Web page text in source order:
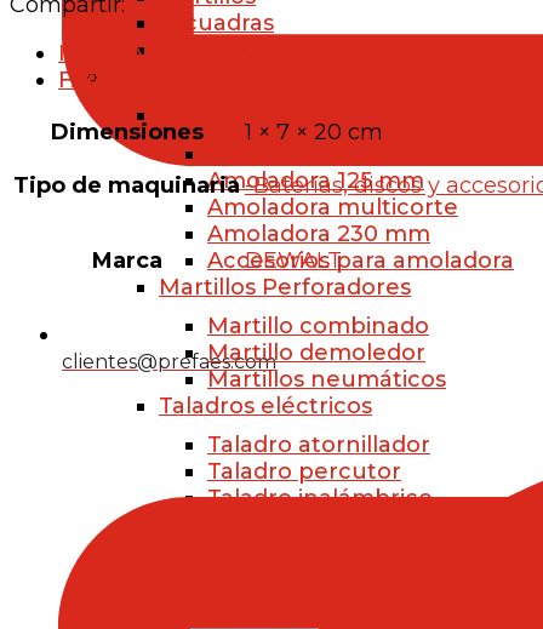
clientes@prefaes.com
Escuadras
Amoladora 125 mm
Amoladora multicorte
Amoladora 230 mm
Accesorios para amoladora
Martillos Perforadores
Martillo combinado
Martillo demoledor
Martillos neumáticos
Taladros eléctricos
Taladro atornillador
Taladro percutor
Taladro inalámbrico
INFORMACIÓN ADICIONAL
FAQ
Dimensiones
1 × 7 × 20 cm
Tipo de maquinaria-Baterías, discos y
Marca DEWALT